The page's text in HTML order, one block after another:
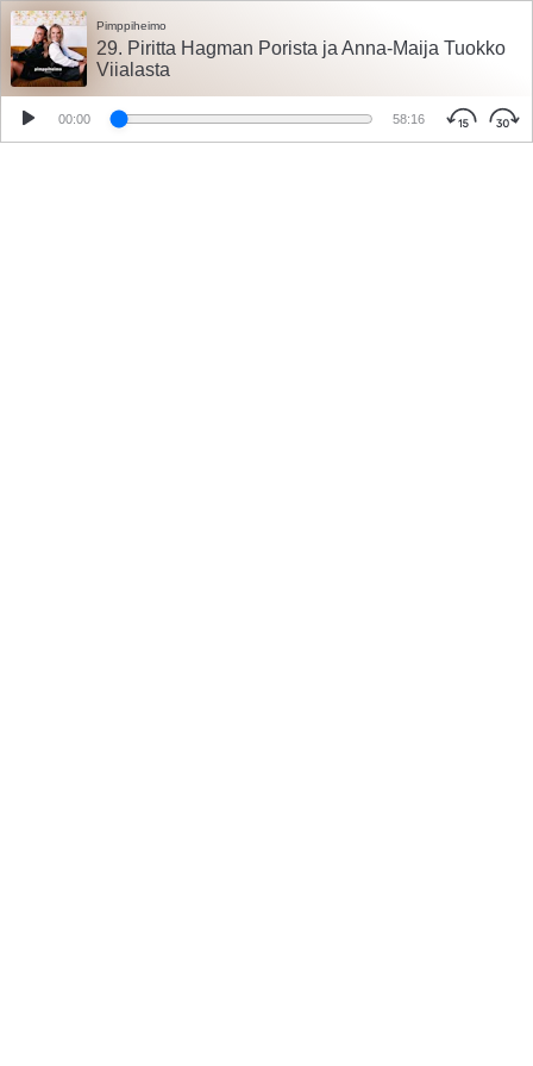
Pimppiheimo
29. Piritta Hagman Porista ja Anna-Maija Tuokko
Viialasta
00:00 58:16